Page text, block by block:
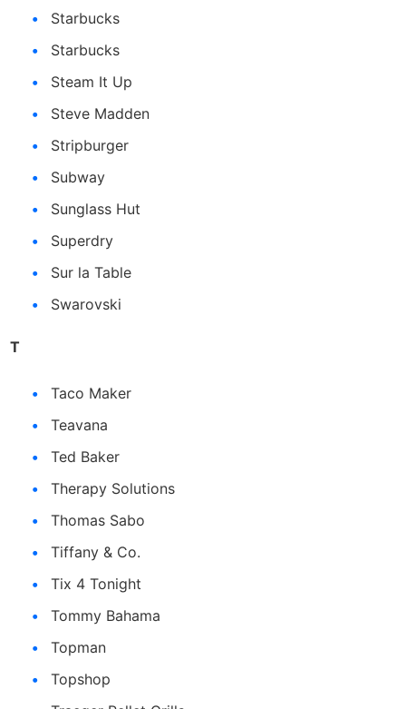
Starbucks
Starbucks
Steam It Up
Steve Madden
Stripburger
Subway
Sunglass Hut
Superdry
Sur la Table
Swarovski
T
Taco Maker
Teavana
Ted Baker
Therapy Solutions
Thomas Sabo
Tiffany & Co.
Tix 4 Tonight
Tommy Bahama
Topman
Topshop